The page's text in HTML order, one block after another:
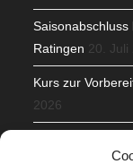
Ratingen 20. Juli
Kurs zur
2026